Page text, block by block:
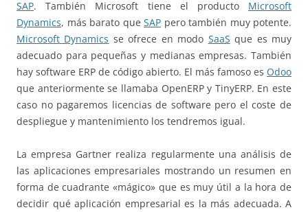
SAP. También Microsoft tiene el producto Microsoft
Dynamics, más barato que SAP pero también muy potente.
Microsoft Dynamics se ofrece en modo SaaS que es muy
adecuado para pequeñas y medianas empresas. También
hay software ERP de código abierto. El más famoso es Odoo
que anteriormente se llamaba OpenERP y TinyERP. En este
caso no pagaremos licencias de software pero el coste de
despliegue y mantenimiento los tendremos igual.
La empresa Gartner realiza regularmente una análisis de
las aplicaciones empresariales mostrando un resumen en
forma de cuadrante «mágico» que es muy útil a la hora de
decidir qué aplicación empresarial es la más adecuada. A